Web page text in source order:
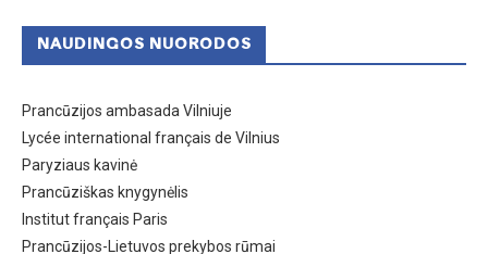
NAUDINGOS NUORODOS
Prancūzijos ambasada Vilniuje
Lycée international français de Vilnius
Paryziaus kavinė
Prancūziškas knygynėlis
Institut français Paris
Prancūzijos-Lietuvos prekybos rūmai